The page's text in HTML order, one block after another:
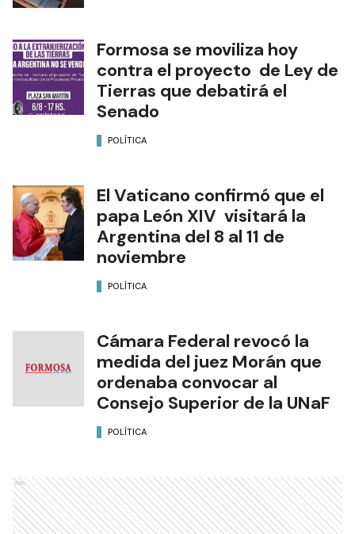
Formosa se moviliza hoy
contra el proyecto de Ley de
Tierras que debatirá el
Senado
POLÍTICA
El Vaticano confirmó que el
papa León XIV visitará la
Argentina del 8 al 11 de
noviembre
POLÍTICA
Cámara Federal revocó la
medida del juez Morán que
ordenaba convocar al
Consejo Superior de la UNaF
POLÍTICA
Ads